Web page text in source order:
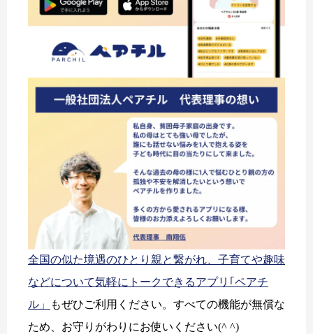
全国の似た境遇のひとり親と繋がれ、子育てや趣味
などについて気軽にトークできるアプリ｢ペアチ
ル」
もぜひご利用ください。すべての機能が無償な
ため、お守りがわりにお使いください(^ ^)